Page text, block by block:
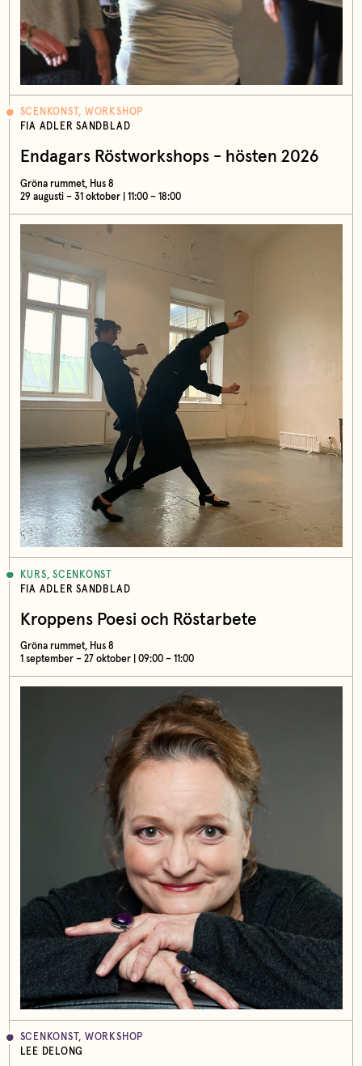
SCENKONST, WORKSHOP
FIA ADLER SANDBLAD
Endagars Röstworkshops - hösten 2026
Gröna rummet, Hus 8
29 augusti – 31 oktober | 11:00 – 18:00
KURS, SCENKONST
FIA ADLER SANDBLAD
Kroppens Poesi och Röstarbete
Gröna rummet, Hus 8
1 september – 27 oktober | 09:00 – 11:00
SCENKONST, WORKSHOP
LEE DELONG